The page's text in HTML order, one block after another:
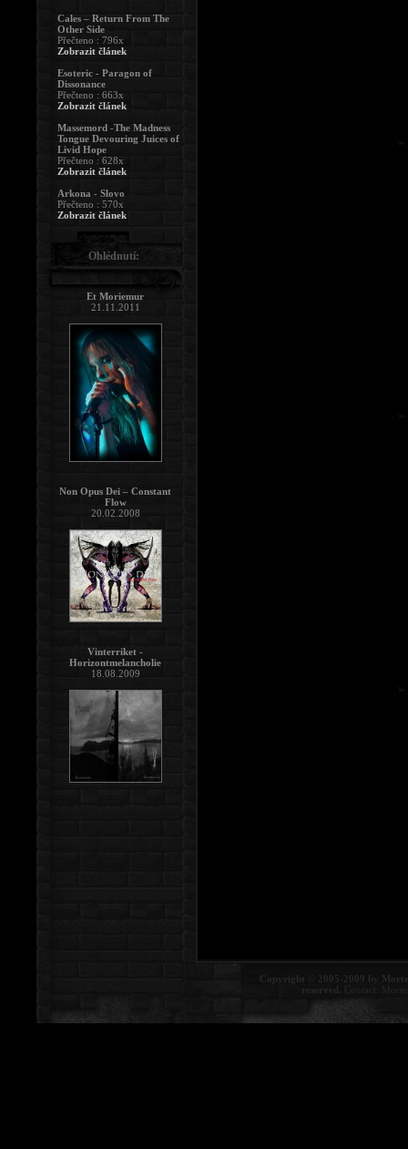
Copyright © 2005-2009 by
reserved. Contact:
Cales – Return From The
Other Side
Přečteno : 796x
Zobrazit článek
Esoteric - Paragon of
Dissonance
Přečteno : 663x
Zobrazit článek
Massemord -The Madness
Tongue Devouring Juices of
Livid Hope
Přečteno : 628x
Zobrazit článek
Arkona - Slovo
Přečteno : 570x
Zobrazit článek
Ohlédnutí:
Et Moriemur
21.11.2011
Non Opus Dei – Constant
Flow
20.02.2008
Vinterriket -
Horizontmelancholie
18.08.2009